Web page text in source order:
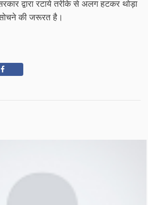
द्वारा रटाये तरीके से अलग हटकर थोड़ा
की जरूरत है।